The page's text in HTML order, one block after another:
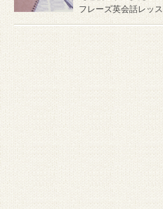
フレーズ英会話レッ